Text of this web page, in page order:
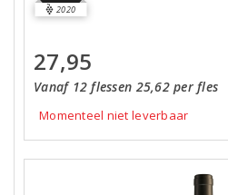
2020
27,95
Vanaf 12 flessen 25,62 per fles
Momenteel niet leverbaar